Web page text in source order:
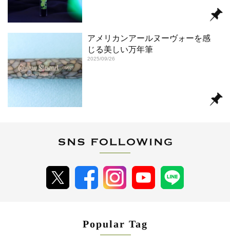
アメリカンアールヌーヴォーを感
じる美しい万年筆
2025/09/26
Popular Tag